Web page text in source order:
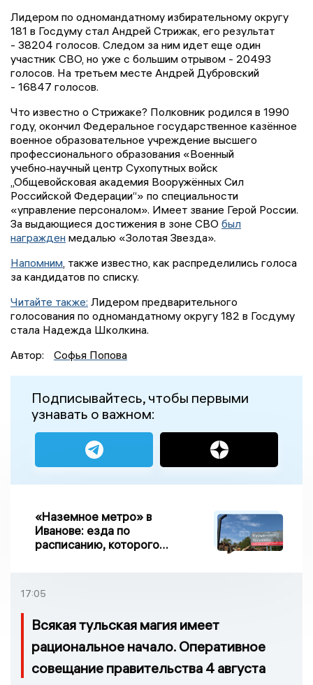
Лидером по одномандатному избирательному округу
181 в Госдуму стал Андрей Стрижак, его результат
- 38204 голосов. Следом за ним идет еще один
участник СВО, но уже с большим отрывом - 20493
голосов. На третьем месте Андрей Дубровский
- 16847 голосов.
Что известно о Стрижаке? Полковник родился в 1990
году, окончил Федеральное государственное казённое
военное образовательное учреждение высшего
профессионального образования «Военный
учебно‑научный центр Сухопутных войск
„Общевойсковая академия Вооружённых Сил
Российской Федерации“» по специальности
«управление персоналом». Имеет звание Герой России.
За выдающиеся достижения в зоне СВО был
награжден медалью «Золотая Звезда».
Напомним, также известно, как распределились голоса
за кандидатов по списку.
Читайте также: Лидером предварительного
голосования по одномандатному округу 182 в Госдуму
стала Надежда Школкина.
Автор:
Софья Попова
Подписывайтесь, чтобы первыми
узнавать о важном:
«Наземное метро» в
Иванове: езда по
расписанию, которого
17:05
Всякая тульская магия имеет
рациональное начало. Оперативное
совещание правительства 4 августа